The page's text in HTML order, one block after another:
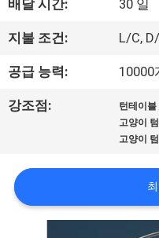
여
공
장
행
배달 시간: 30 일
지불 조건: L/C,
공급 능력: 10000
강조점: 턴테이
고양이
고양이